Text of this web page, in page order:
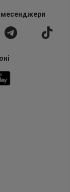
месенджери